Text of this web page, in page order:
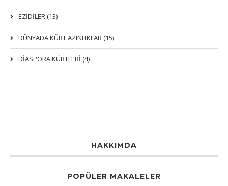
EZIDILER (13)
DÜNYADA KÜRT AZINLIKLAR (15)
DİASPORA KÜRTLERİ (4)
HAKKIMDA
POPÜLER MAKALELER